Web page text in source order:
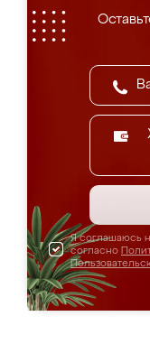
Я соглашаюсь
согласно